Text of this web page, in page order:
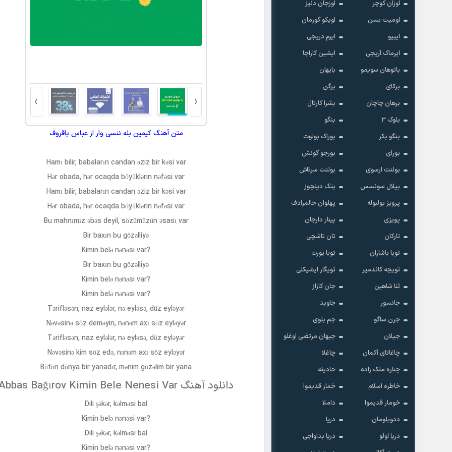
اوزان کوچر
اوزجان دنیز
اومیت بسن
اویکو گورمان
ایپیو
ایرم دریجی
ایرماک آریجی
ایشین کاراجا
باتوهان سویمو
بایهان
برکای
برگن
برهان چاچان
بشرا کارتال
بلوک 3
بنگو
بنگو بکر
بوراک بولوت
بورای
بورجو گونش
بولنت ارسوی
بولنت سرتاش
بیلال سونسس
پتک دینچوز
پرویز بولبوله
پهلوان حالمرادف
پویزی
پینار دارجان
تارکان
تان تاشچی
توبا باشاران
توبا یورت
تویچه کاندمیر
تویگار ایشیکلی
ثنا شاهین
جان کازاز
جانسور
جاوید
جرن ساگو
جم بلوی
جیلان
جیهان مرتضی اوغلو
چاغاتای آکمان
چاغلا
چناره ملک زاده
حادیثه
خاطره اسلام
خمار قدیموا
خومار قدیموا
داملا
ددوبلومان
دریا
دریا اولو
دریا بداواجی
‹
›
متن آهنگکیمین بله ننسی وارازعباس باقروف
Hamı bilir, babaların candan əziz bir kəsi var
Hər obada, hər ocaqda böyüklərin nəfəsi var
Hamı bilir, babaların candan əziz bir kəsi var
Hər obada, hər ocaqda böyüklərin nəfəsi var
Bu mahnımız əbəs deyil, sözümüzün əsası var
Bir baxın bu gözəlliyə
Kimin belə nənəsi var?
Bir baxın bu gözəlliyə
Kimin belə nənəsi var?
Kimin belə nənəsi var?
Tərifləsən, naz eylələr, nə eyləsə, düz eyləyər
Nəvəsinə söz deməyin, nənəm axı söz eyləyər
Tərifləsən, naz eylələr, nə eyləsə, düz eyləyər
Nəvəsinə kim söz edə, nənəm axı söz eyləyər
Bütün dünya bir yanadır, mənim gözəlim bir yana
Abbas Bağırov Kimin Bele Nenesi Var دانلود آهنگ
Dili şəkər, kəlməsi bal
Kimin belə nənəsi var?
Dili şəkər, kəlməsi bal
Kimin belə nənəsi var?